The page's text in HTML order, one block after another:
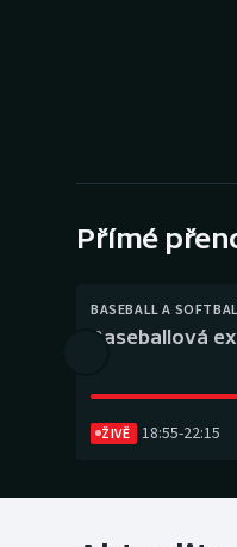
Přímé
BASEBALL A SOFTBAL
Baseballová
ŽIVĚ 18:55-22:15